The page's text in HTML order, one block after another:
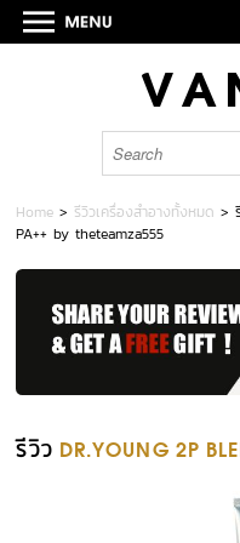
Home >รีวิวเครื่องสำอางทั้งหมด >
PA++ by theteamza555
รีวิว DR.YOUNG 2P